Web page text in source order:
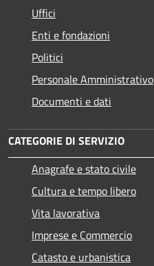
Uffici
Enti e fondazioni
Politici
Personale Amministrativo
Documenti e dati
CATEGORIE DI SERVIZIO
Anagrafe e stato civile
Cultura e tempo libero
Vita lavorativa
Imprese e Commercio
Catasto e urbanistica